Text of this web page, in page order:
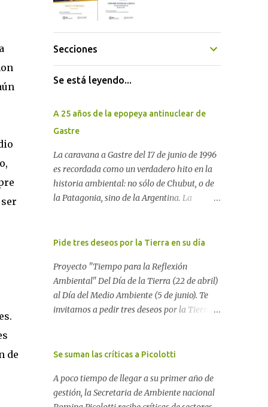
de
Secciones
Se está leyendo...
A 25 años de la epopeya antinuclear de
Gastre
La caravana a Gastre del 17 de junio de 1996
es recordada como un verdadero hito en la
historia ambiental: no sólo de Chubut, o de
la Patagonia, sino de la Argentina. La
para construir un basurero de residuos
Chubut) y se consolidó en 1996 cuando
avanzó un proyecto legislativo nacional al
respecto. En este artículo, la investigadora
Ayelen Dichdji reconstruye la historia del
una lección de rebelión democrática
tecnocracia nuclear globalizada. Dossier N°
3 "La crisis nuclear en el mundo. A 10 años de
Pide tres deseos por la Tierra en su día
Proyecto "Tiempo para la Reflexión
Ambiental" Del Día de la Tierra (22 de abril)
al Día del Medio Ambiente (5 de junio). Te
invitamos a pedir tres deseos por la Tierra:
Casa Si tenés una página web o un blog te
la Tierra. Después, envíanos tu mensaje a
nuestro blog para reunir todos los pedidos.
Se suman las críticas a Picolotti
A poco tiempo de llegar a su primer año de
gestión, la Secretaria de Ambiente nacional